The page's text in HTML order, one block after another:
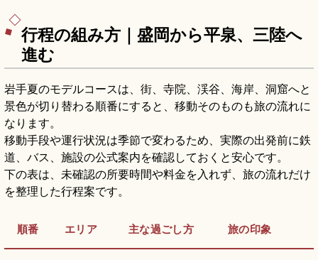
行程の組み方｜盛岡から平泉、三陸へ
進む
岩手夏のモデルコースは、街、寺院、渓谷、海岸、洞窟へと
景色が切り替わる順番にすると、移動そのものも旅の流れに
なります。
移動手段や運行状況は季節で変わるため、実際の出発前に鉄
道、バス、施設の公式案内を確認しておくと安心です。
下の表は、未確認の所要時間や料金を入れず、旅の流れだけ
を整理した行程案です。
順番 エリア 主な過ごし方 旅の印象